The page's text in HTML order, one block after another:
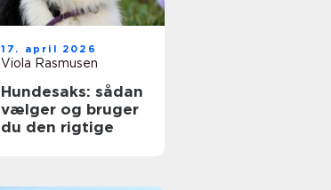
17. april 2026
Viola Rasmusen
Hundesaks: sådan
vælger og bruger
du den rigtige